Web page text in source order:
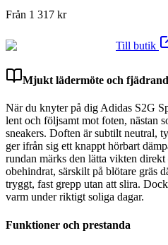
Från 1 317 kr
Till butik
Mjukt lädermöte och
När du knyter på dig Adidas S2G
lent och följsamt mot foten, nästan
sneakers. Doften är subtilt neutral,
ger ifrån sig ett knappt hörbart
rundan märks den lätta vikten
obehindrat, särskilt på blötare gräs
tryggt, fast grepp utan att slira.
varm under riktigt soliga dagar.
Funktioner och prestanda